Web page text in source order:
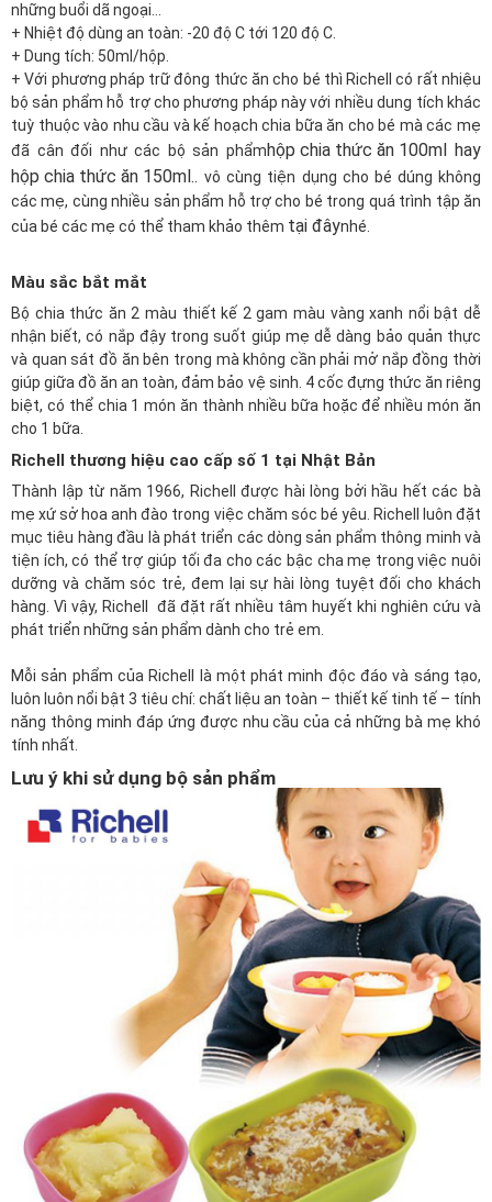
những buổi dã ngoại...
+ Nhiệt độ dùng an toàn: -20 độ C tới 120 độ C.
+ Dung tích: 50ml/hộp.
+ Với phương pháp trữ đông thức ăn cho bé thì Richell có rất nhiệu
bộ sản phẩm hỗ trợ cho phương pháp này với nhiều dung tích khác
tuỳ thuộc vào nhu cầu và kế hoạch chia bữa ăn cho bé mà các mẹ
đã cân đối như các bộ sản phẩmhộp chia thức ăn 100mlhay
hộp chia thức ăn 150ml..vô cùng tiện dụng cho bé dúng không
các mẹ, cùng nhiều sản phẩm hỗ trợ cho bé trong quá trình tập ăn
của bé các mẹ có thể tham khảo thêm tại đâynhé.
Màu sắc bắt mắt
Bộ chia thức ăn 2 màu thiết kế 2 gam màu vàng xanh nổi bật dễ
nhận biết, có nắp đậy trong suốt giúp mẹ dễ dàng bảo quản thực
và quan sát đồ ăn bên trong mà không cần phải mở nắp đồng thời
giúp giữa đồ ăn an toàn, đảm bảo vệ sinh. 4 cốc đựng thức ăn riêng
biệt, có thể chia 1 món ăn thành nhiều bữa hoặc để nhiều món ăn
cho 1 bữa.
Richell thương hiệu cao cấp số 1 tại Nhật Bản
Thành lập từ năm 1966, Richell được hài lòng bởi hầu hết các bà
mẹ xứ sở hoa anh đào trong việc chăm sóc bé yêu. Richell luôn đặt
mục tiêu hàng đầu là phát triển các dòng sản phẩm thông minh và
tiện ích, có thể trợ giúp tối đa cho các bậc cha mẹ trong việc nuôi
dưỡng và chăm sóc trẻ, đem lại sự hài lòng tuyệt đối cho khách
hàng. Vì vậy, Richell đã đặt rất nhiều tâm huyết khi nghiên cứu và
phát triển những sản phẩm dành cho trẻ em.
Mỗi sản phẩm của Richell là một phát minh độc đáo và sáng tạo,
luôn luôn nổi bật 3 tiêu chí: chất liệu an toàn – thiết kế tinh tế – tính
năng thông minh đáp ứng được nhu cầu của cả những bà mẹ khó
tính nhất.
Lưu ý khi sử dụng bộ sản phẩm